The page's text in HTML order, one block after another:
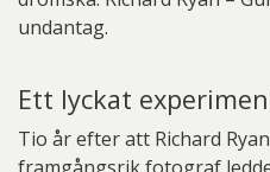
undantag.
Ett lyckat
Tio år efter att Richard